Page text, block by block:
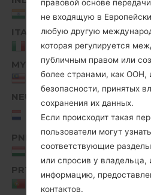
India
ITA
Italy
MYS
Malaysia
NEU
NEU/NORTHERN
EUROPE
PNN
Hungary
PRT
правовой основе
не входящую в
любую другую
которая регулируется
публичным правом или
более странами, как ООН,
безопасности, принятых
сохранения их данных.
Если происходит такая
пользователи могут
соответствующие разделы
или спросив у владельца,
информацию,
контактов.